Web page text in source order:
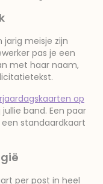
meisje zijn
pas je een
met haar naam,
op
band. Een paar
standaardkaart
per post in heel